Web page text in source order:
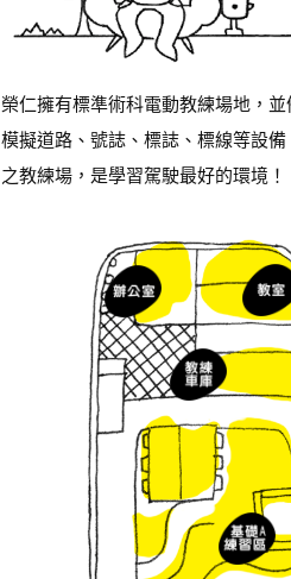
榮仁擁有標準術科電動教練場地，
模擬道路、號誌、標誌、標線等設
之教練場，是學習駕駛最好的環境！